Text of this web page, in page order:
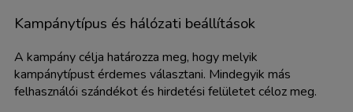
Kampánytípus és hálózati beállítások
A kampány célja határozza meg, hogy melyik
kampánytípust érdemes választani. Mindegyik más
felhasználói szándékot és hirdetési felületet céloz meg.